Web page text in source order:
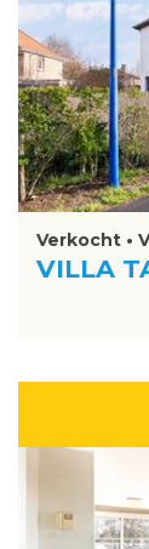
Verkocht •
VILLA